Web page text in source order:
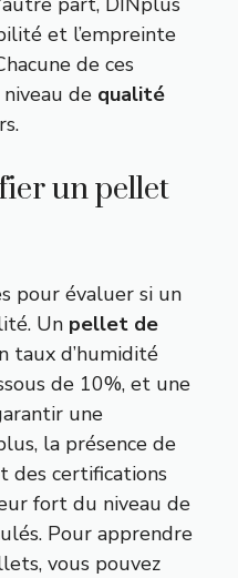
et l’empreinte
de ces
de qualité
un pellet
pour évaluer si un
Un pellet de
taux d’humidité
de 10%, et une
une
la présence de
des certifications
fort du niveau de
Pour apprendre
vous pouvez